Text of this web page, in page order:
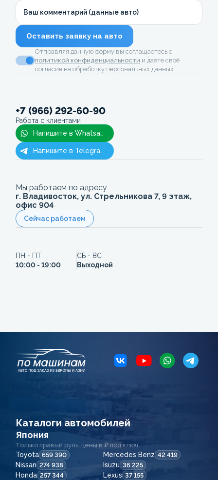
Ваш комментарий (данные авто)
Оставить заявку на авто
Отправляя данную форму вы соглашаетесь с
политикой конфиденциальности и даёте своё
согласие на обработку персональных данных.
+7 (966) 292-60-90
Работа с клиентами
Напишите в Whatsapp
Напишите в Telegram
Мы работаем по адресу
г. Владивосток, ул. Стрельникова 7, 9 этаж,
офис 904
Сейчас работаем
ПН - ПТ
10:00 - 19:00
СБ - ВС
Выходной
Каталоги автомобилей
Япония
Только правый руль, цены в ₽ под ключ.
Toyota 659 390 Mercedes Benz 42 419
Nissan 274 938 Isuzu 36 225
Honda 257 344 Lexus 37 155